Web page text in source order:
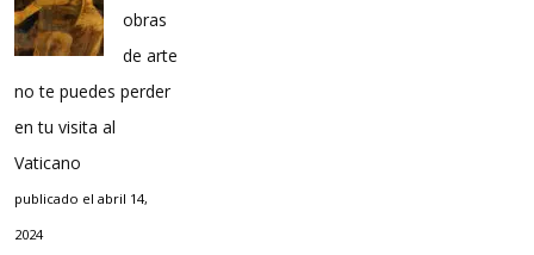
obras
de arte
no te puedes perder
en tu visita al
Vaticano
publicado el abril 14,
2024